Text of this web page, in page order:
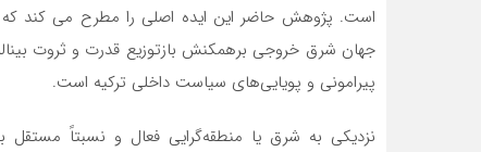
است. پژوهش حاضر این ایده اصلی را مطرح می کند که
جهان شرق خروجی برهم­کنش بازتوزیع قدرت و ثروت
پیرامونی و پویایی‌­های سیاست داخلی ترکیه است.
نزدیکی به شرق یا منطقه‌­گرایی فعال و نسبتاً مستقل